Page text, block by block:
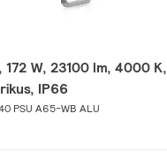
W, 23100 lm, 4000 K,
IP66
PSU A65-WB ALU